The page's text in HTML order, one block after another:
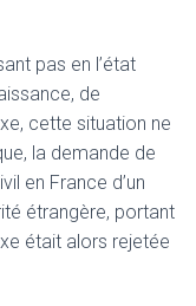
pas en l’état
de
cette situation ne
la demande de
en France d’un
étrangère, portant
était alors rejetée